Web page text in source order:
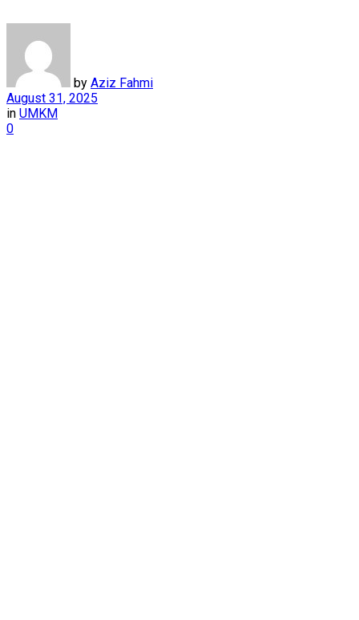
by Aziz Fahmi
August 31, 2025
in UMKM
0